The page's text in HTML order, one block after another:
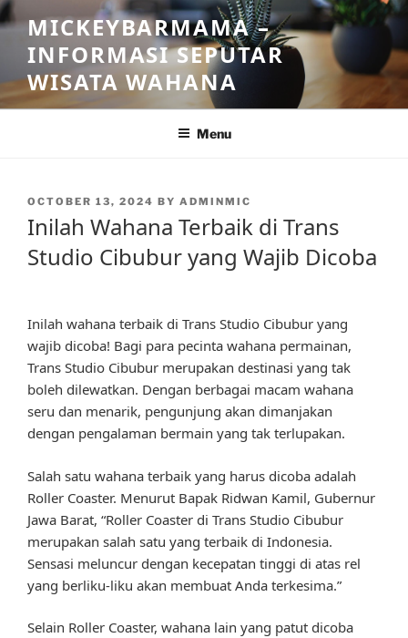
Skip
to
content
MICKEYBARMAMA –
INFORMASI SEPUTAR
WISATA WAHANA
Menu
POSTED
OCTOBER 13, 2024 BY ADMINMIC
Inilah Wahana Terbaik di Trans
Studio Cibubur yang Wajib Dicoba
Inilah wahana terbaik di Trans Studio Cibubur yang
wajib dicoba! Bagi para pecinta wahana permainan,
Trans Studio Cibubur merupakan destinasi yang tak
boleh dilewatkan. Dengan berbagai macam wahana
seru dan menarik, pengunjung akan dimanjakan
dengan pengalaman bermain yang tak terlupakan.
Salah satu wahana terbaik yang harus dicoba adalah
Roller Coaster. Menurut Bapak Ridwan Kamil, Gubernur
Jawa Barat, “Roller Coaster di Trans Studio Cibubur
merupakan salah satu yang terbaik di Indonesia.
Sensasi meluncur dengan kecepatan tinggi di atas rel
yang berliku-liku akan membuat Anda terkesima.”
Selain Roller Coaster, wahana lain yang patut dicoba